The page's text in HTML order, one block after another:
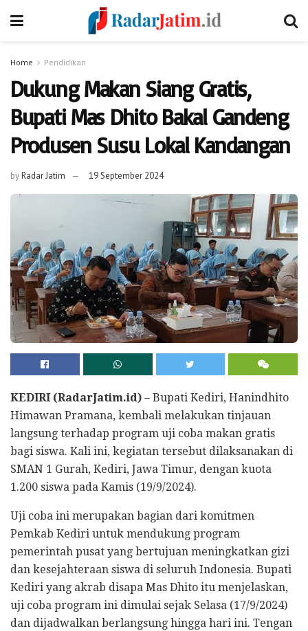
Home Pendidikan
Dukung Makan Siang Gratis,
Bupati Mas Dhito Bakal Gandeng
Produsen Susu Lokal Kandangan
byRadar Jatim 19 September 2024
KEDIRI (RadarJatim.id) – Bupati Kediri, Hanindhito
Himawan Pramana, kembali melakukan tinjauan
langsung terhadap program uji coba makan gratis
bagi siswa. Kali ini, kegiatan tersebut dilaksanakan di
SMAN 1 Gurah, Kediri, Jawa Timur, dengan kuota
1.200 siswa pada Kamis (19/9/2024).
Uji coba ini merupakan bagian dari komitmen
Pemkab Kediri untuk mendukung program
pemerintah pusat yang bertujuan meningkatkan gizi
dan kesejahteraan siswa di seluruh Indonesia. Bupati
Kediri yang akrab disapa Mas Dhito itu menjelaskan,
uji coba program ini dimulai sejak Selasa (17/9/2024)
dan dijadwalkan berlangsung hingga hari ini. Tengan